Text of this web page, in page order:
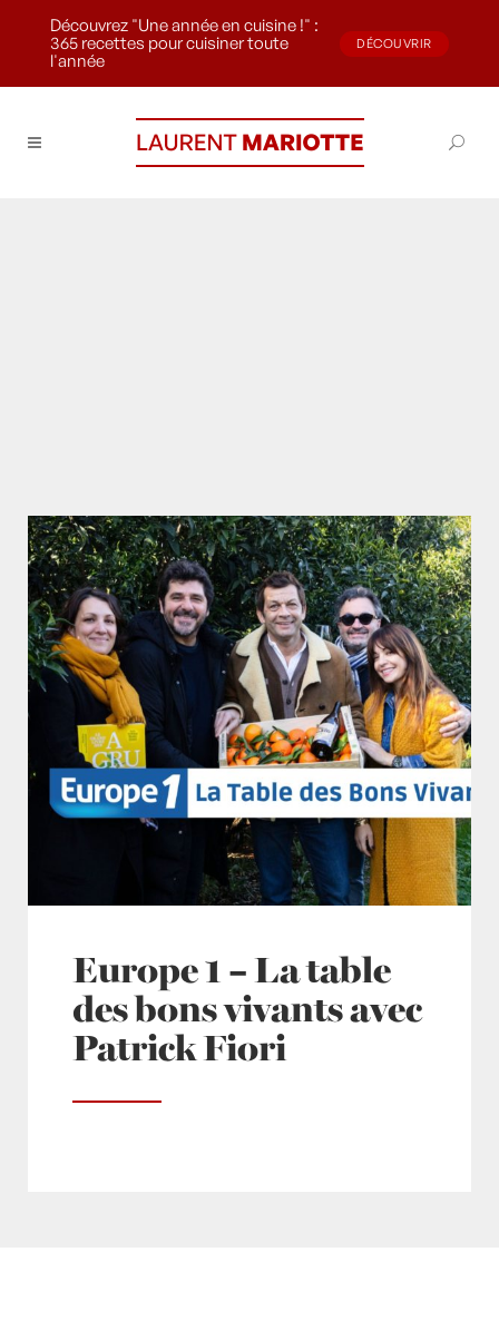
Découvrez "Une année en cuisine !" :
365 recettes pour cuisiner toute
l'année
DÉCOUVRIR
Europe 1 – La table
des bons vivants avec
Patrick Fiori